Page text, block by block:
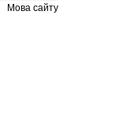
Мова сайту